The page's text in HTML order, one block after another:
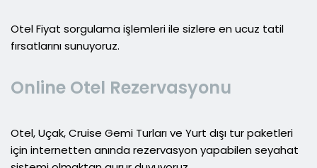
Otel Fiyat sorgulama işlemleri ile sizlere en ucuz tatil
fırsatlarını sunuyoruz.
Online Otel Rezervasyonu
Otel, Uçak, Cruise Gemi Turları ve Yurt dışı tur paketleri
için internetten anında rezervasyon yapabilen seyahat